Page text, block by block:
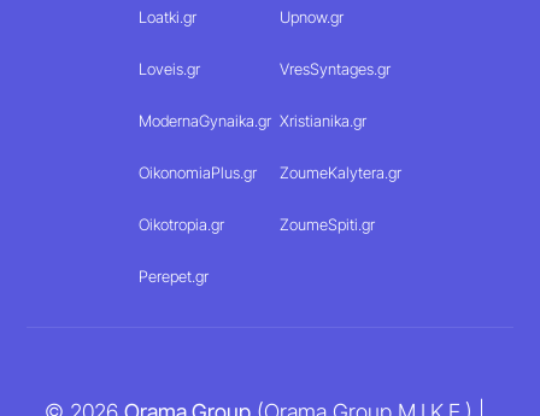
Loatki.gr Upnow.gr
Loveis.gr VresSyntages.gr
ModernaGynaika.gr Xristianika.gr
OikonomiaPlus.gr ZoumeKalytera.gr
Oikotropia.gr ZoumeSpiti.gr
Perepet.gr